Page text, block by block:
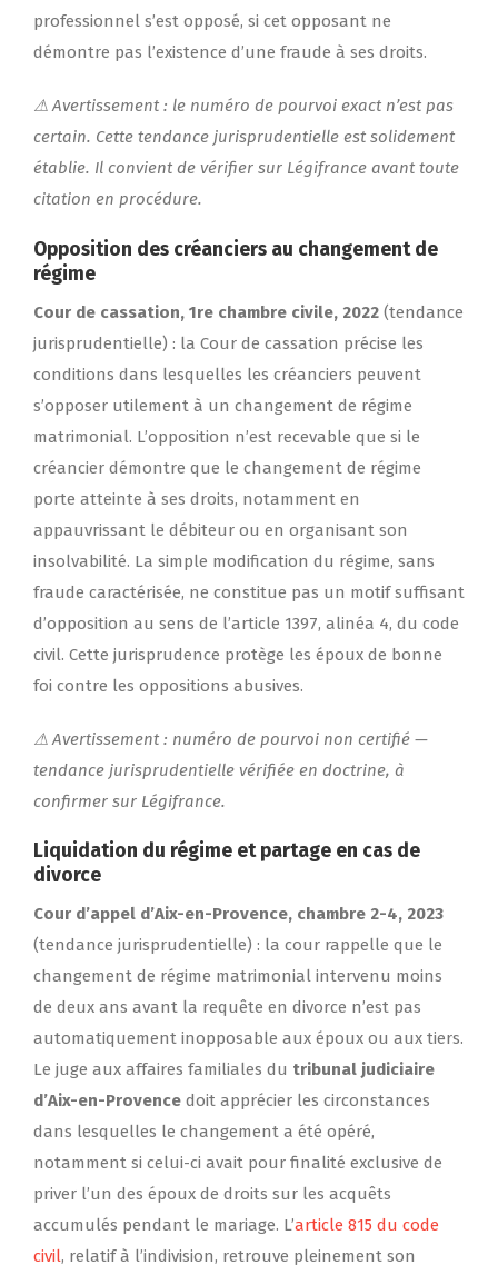
professionnel s’est opposé, si cet opposant ne
démontre pas l’existence d’une fraude à ses droits.
⚠ Avertissement : le numéro de pourvoi exact n’est pas
certain. Cette tendance jurisprudentielle est solidement
établie. Il convient de vérifier sur Légifrance avant toute
citation en procédure.
Opposition des créanciers au changement de
régime
Cour de cassation, 1re chambre civile, 2022 (tendance
jurisprudentielle) : la Cour de cassation précise les
conditions dans lesquelles les créanciers peuvent
s’opposer utilement à un changement de régime
matrimonial. L’opposition n’est recevable que si le
créancier démontre que le changement de régime
porte atteinte à ses droits, notamment en
appauvrissant le débiteur ou en organisant son
insolvabilité. La simple modification du régime, sans
fraude caractérisée, ne constitue pas un motif suffisant
d’opposition au sens de l’article 1397, alinéa 4, du code
civil. Cette jurisprudence protège les époux de bonne
foi contre les oppositions abusives.
⚠ Avertissement : numéro de pourvoi non certifié —
tendance jurisprudentielle vérifiée en doctrine, à
confirmer sur Légifrance.
Liquidation du régime et partage en cas de
divorce
Cour d’appel d’Aix-en-Provence, chambre 2-4, 2023
(tendance jurisprudentielle) : la cour rappelle que le
changement de régime matrimonial intervenu moins
de deux ans avant la requête en divorce n’est pas
automatiquement inopposable aux époux ou aux tiers.
Le juge aux affaires familiales du tribunal judiciaire
d’Aix-en-Provence doit apprécier les circonstances
dans lesquelles le changement a été opéré,
notamment si celui-ci avait pour finalité exclusive de
priver l’un des époux de droits sur les acquêts
accumulés pendant le mariage. L’article 815 du code
civil, relatif à l’indivision, retrouve pleinement son